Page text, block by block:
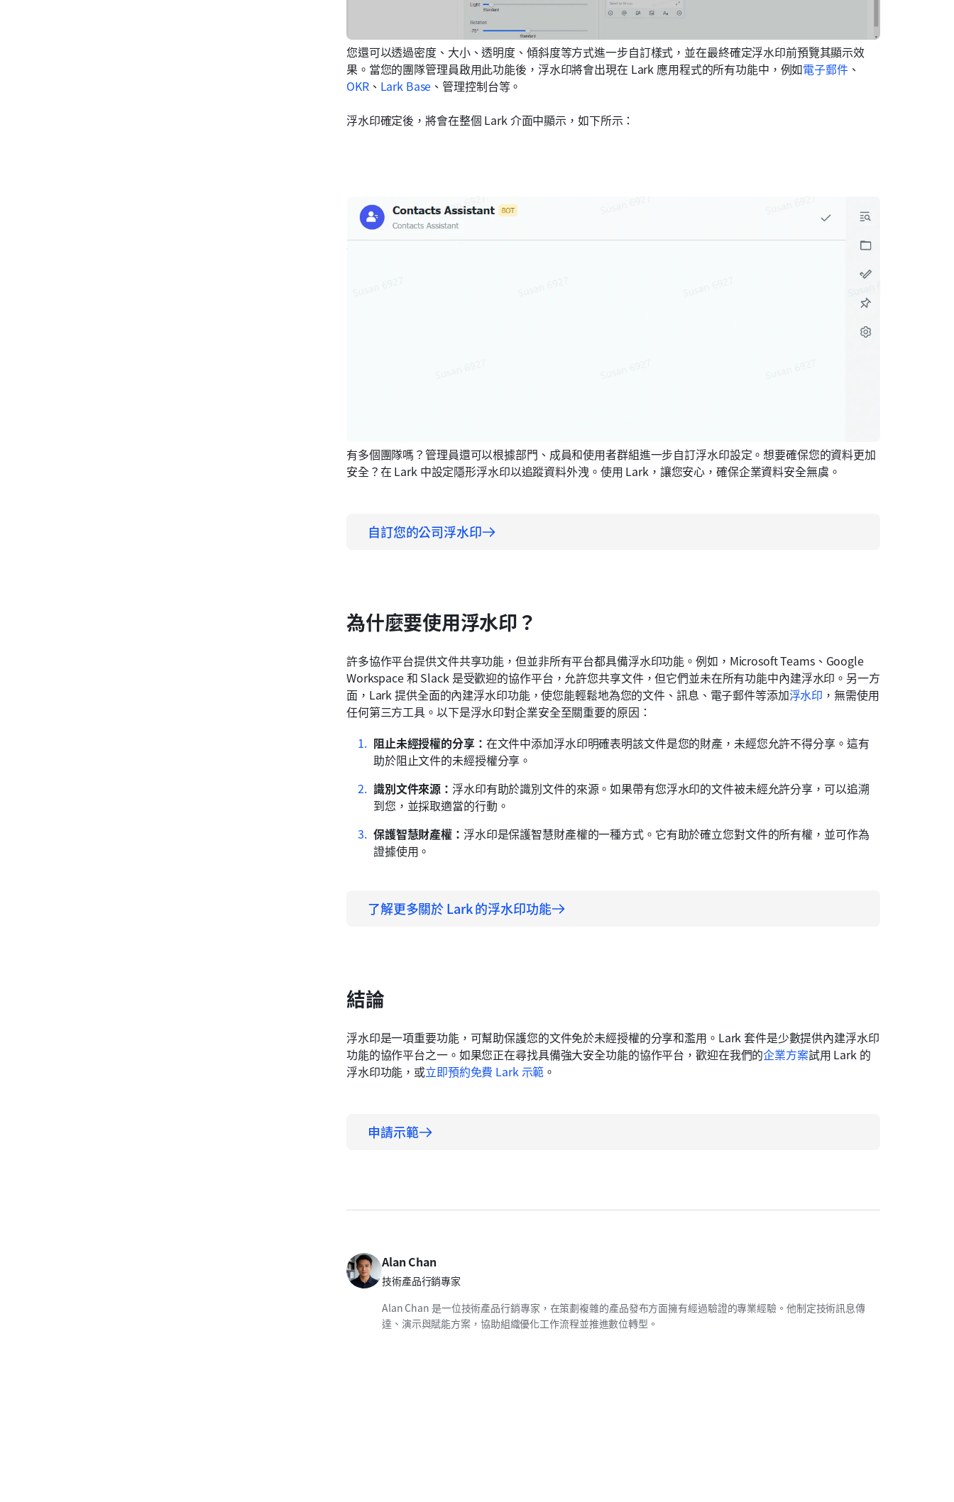
您還可以透過密度、大小、透明度、傾斜度等方式進一步自訂樣式，並在最終確定浮水印前預覽其顯示效
果。當您的團隊管理員啟用此功能後，浮水印將會出現在 Lark 應用程式的所有功能中，例如電子郵件、
OKR、 Lark Base 、管理控制台等。
浮水印確定後，將會在整個 Lark 介面中顯示，如下所示：
有多個團隊嗎？管理員還可以根據部門、成員和使用者群組進一步自訂浮水印設定。想要確保您的資料更加
安全？在 Lark 中設定隱形浮水印以追蹤資料外洩。使用 Lark，讓您安心，確保企業資料安全無虞。
自訂您的公司浮水印
為什麼要使用浮水印？
許多協作平台提供文件共享功能，但並非所有平台都具備浮水印功能。例如，Microsoft Teams、Google
Workspace 和 Slack 是受歡迎的協作平台，允許您共享文件，但它們並未在所有功能中內建浮水印。另一方
面，Lark 提供全面的內建浮水印功能，使您能輕鬆地為您的文件、訊息、電子郵件等添加浮水印 ，無需使用
任何第三方工具。以下是浮水印對企業安全至關重要的原因：
阻止未經授權的分享： 在文件中添加浮水印明確表明該文件是您的財產，未經您允許不得分享。這有
助於阻止文件的未經授權分享。
識別文件來源：浮水印有助於識別文件的來源。如果帶有您浮水印的文件被未經允許分享，可以追溯
到您，並採取適當的行動。
保護智慧財產權： 浮水印是保護智慧財產權的一種方式。它有助於確立您對文件的所有權，並可作為
證據使用。
了解更多關於 Lark 的浮水印功能
結論
浮水印是一項重要功能，可幫助保護您的文件免於未經授權的分享和濫用。Lark 套件是少數提供內建浮水印
功能的協作平台之一。如果您正在尋找具備強大安全功能的協作平台，歡迎在我們的企業方案試用 Lark 的
浮水印功能，或立即預約免費 Lark 示範 。
申請示範
Alan Chan
技術產品行銷專家
Alan Chan 是一位技術產品行銷專家，在策劃複雜的產品發布方面擁有經過驗證的專業經驗。他制定技術訊息傳
達、演示與賦能方案，協助組織優化工作流程並推進數位轉型。